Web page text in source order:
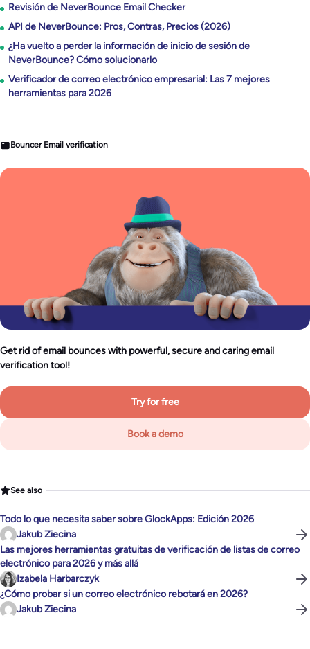
Revisión de NeverBounce Email Checker
API de NeverBounce: Pros, Contras, Precios (2026)
¿Ha vuelto a perder la información de inicio de sesión de
NeverBounce? Cómo solucionarlo
Verificador de correo electrónico empresarial: Las 7 mejores
herramientas para 2026
Bouncer Email verification
Get rid of email bounces with powerful, secure and caring email
verification tool!
Try for free
Book a demo
See also
Todo lo que necesita saber sobre GlockApps: Edición 2026
Jakub Ziecina
Las mejores herramientas gratuitas de verificación de listas de correo
electrónico para 2026 y más allá
Izabela Harbarczyk
¿Cómo probar si un correo electrónico rebotará en 2026?
Jakub Ziecina